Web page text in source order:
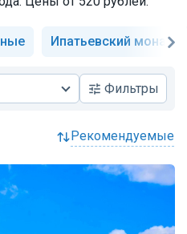
Ипатьевский
Фильтры
рекомендуемые